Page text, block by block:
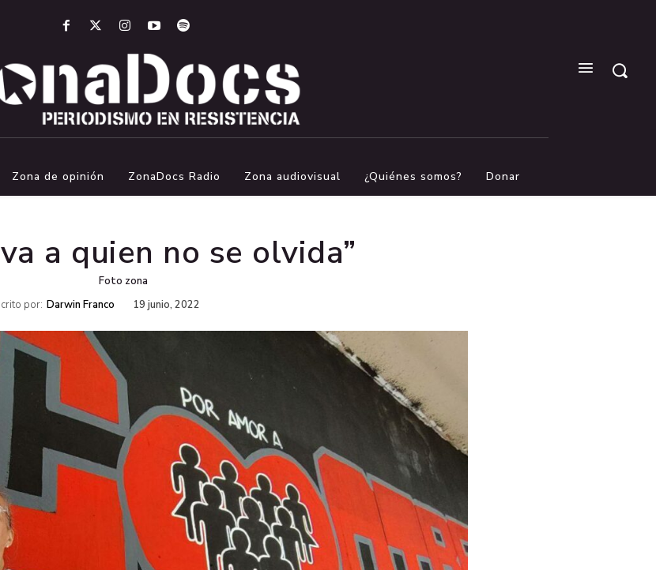
Zona de opinión ZonaDocs Radio Zona audiovisual ¿Quiénes somos? Donar
a quien no se olvida”
Foto zona
por: Darwin Franco 19 junio, 2022